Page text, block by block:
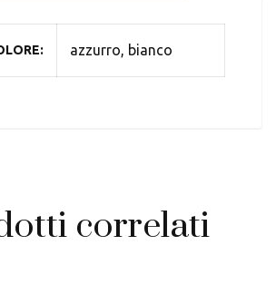
azzurro, bianco
correlati